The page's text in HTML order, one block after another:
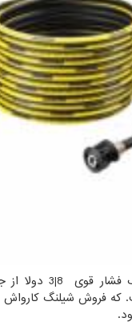
شیلنگ سیمی
که فروش شیلنگ کارواش